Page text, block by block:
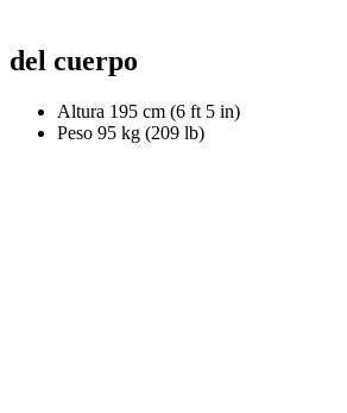
del cuerpo
Altura 195 cm (6 ft 5 in)
Peso 95 kg (209 lb)